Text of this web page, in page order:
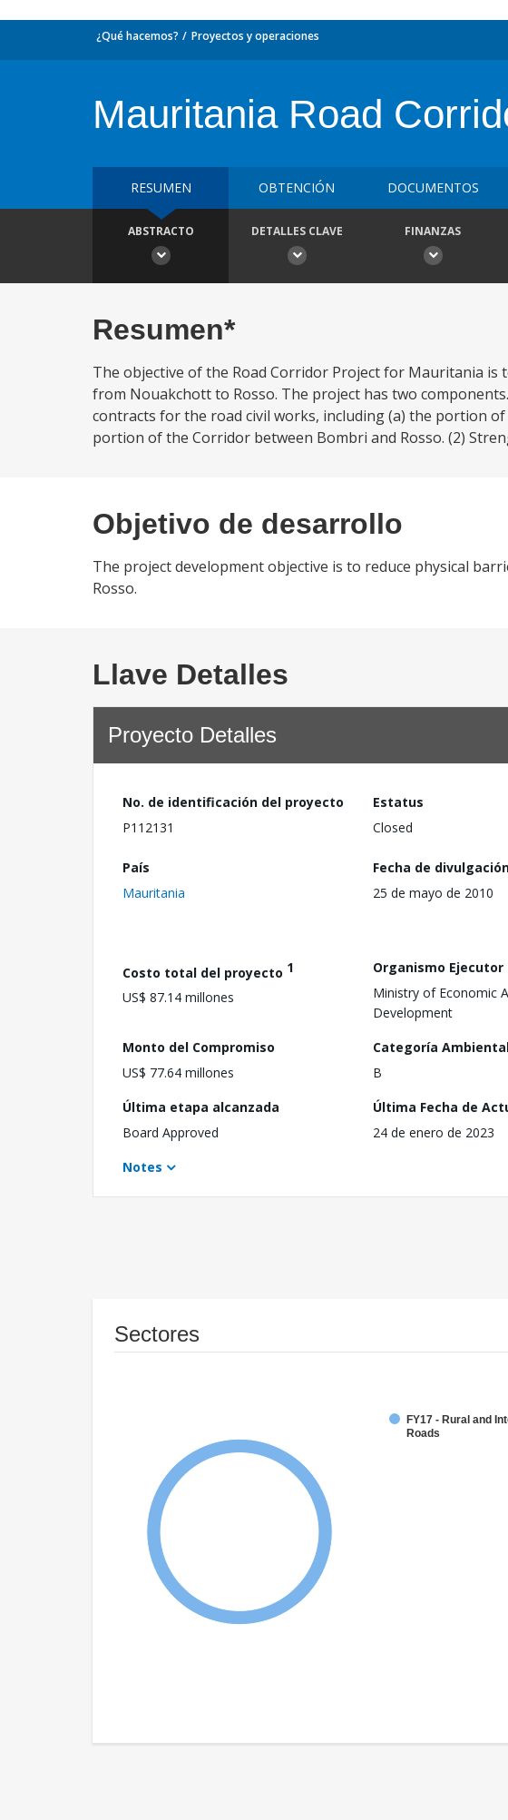
¿Qué hacemos? Proyectos y operaciones
Mauritania Road
RESUMEN OBTENCIÓN DOCUMENTOS
ABSTRACTO DETALLES CLAVE FINANZAS
Resumen*
The objective of the Road Corridor Project for Mauritania
from Nouakchott to Rosso. The project has two
contracts for the road civil works, including (a) the portion
portion of the Corridor between Bombri and Rosso. (2)
Objetivo de desarrollo
The project development objective is to reduce physical
Rosso.
Llave Detalles
Proyecto Detalles
No. de identificación del proyecto
P112131
Estatus
Closed
País
Mauritania
Fecha de
25 de mayo de 2010
Costo total del proyecto 1
US$ 87.14 millones
Organismo Ejecutor
Ministry of Economic
Development
Monto del Compromiso
US$ 77.64 millones
Categoría
B
Última etapa alcanzada
Board Approved
Última Fecha de
24 de enero de 2023
Notes
Sectores
FY17 - Rural and
Roads